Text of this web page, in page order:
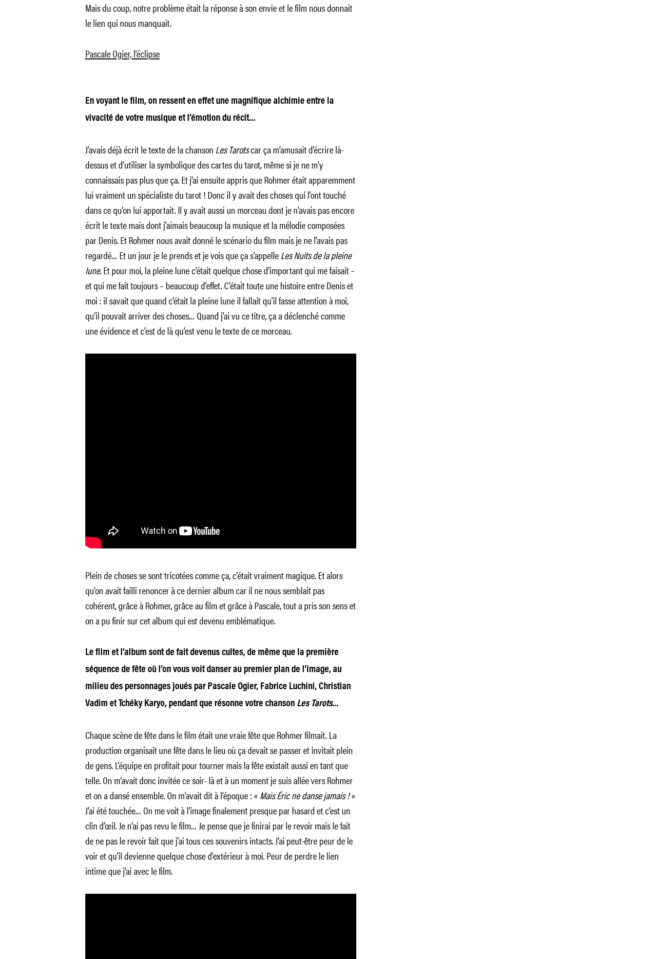
Mais du coup, notre problème était la réponse à son envie et le film nous donnait
le lien qui nous manquait.
Pascale Ogier, l’éclipse
En voyant le film, on ressent en effet une magnifique alchimie entre la
vivacité de votre musique et l’émotion du récit…
J’avais déjà écrit le texte de la chanson Les Tarotscar ça m’amusait d’écrire là-
dessus et d’utiliser la symbolique des cartes du tarot, même si je ne m’y
connaissais pas plus que ça. Et j’ai ensuite appris que Rohmer était apparemment
lui vraiment un spécialiste du tarot ! Donc il y avait des choses qui l’ont touché
dans ce qu’on lui apportait. Il y avait aussi un morceau dont je n’avais pas encore
écrit le texte mais dont j’aimais beaucoup la musique et la mélodie composées
par Denis. Et Rohmer nous avait donné le scénario du film mais je ne l’avais pas
regardé… Et un jour je le prends et je vois que ça s’appelleLes Nuits de la pleine
lune. Et pour moi, la pleine lune c’était quelque chose d’important qui me faisait –
et qui me fait toujours – beaucoup d’effet. C’était toute une histoire entre Denis et
moi : il savait que quand c’était la pleine lune il fallait qu’il fasse attention à moi,
qu’il pouvait arriver des choses… Quand j’ai vu ce titre, ça a déclenché comme
une évidence et c’est de là qu’est venu le texte de ce morceau.
Plein de choses se sont tricotées comme ça, c’était vraiment magique. Et alors
qu’on avait failli renoncer à ce dernier album car il ne nous semblait pas
cohérent, grâce à Rohmer, grâce au film et grâce à Pascale, tout a pris son sens et
on a pu finir sur cet album qui est devenu emblématique.
Le film et l’album sont de fait devenus cultes, de même que la première
séquence de fête où l’on vous voit danser au premier plan de l’image, au
milieu des personnages joués par Pascale Ogier, Fabrice Luchini, Christian
Vadim et Tchéky Karyo, pendant que résonne votre chanson Les Tarots…
Chaque scène de fête dans le film était une vraie fête que Rohmer filmait. La
production organisait une fête dans le lieu où ça devait se passer et invitait plein
de gens. L’équipe en profitait pour tourner mais la fête existait aussi en tant que
telle. On m’avait donc invitée ce soir- là et à un moment je suis allée vers Rohmer
et on a dansé ensemble. On m’avait dit à l’époque : «Mais Éric ne danse jamais !»
J’ai été touchée… On me voit à l’image finalement presque par hasard et c’est un
clin d’œil. Je n’ai pas revu le film… Je pense que je finirai par le revoir mais le fait
de ne pas le revoir fait que j’ai tous ces souvenirs intacts. J’ai peut-être peur de le
voir et qu’il devienne quelque chose d’extérieur à moi. Peur de perdre le lien
intime que j’ai avec le film.